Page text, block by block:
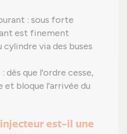
: sous forte
est finement
cylindre via des buses
dès que l'ordre cesse,
et bloque l'arrivée du
est-il une